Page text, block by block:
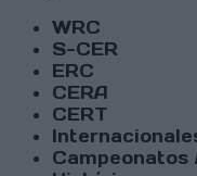
WRC
S-CER
ERC
CERA
CERT
Campeonatos